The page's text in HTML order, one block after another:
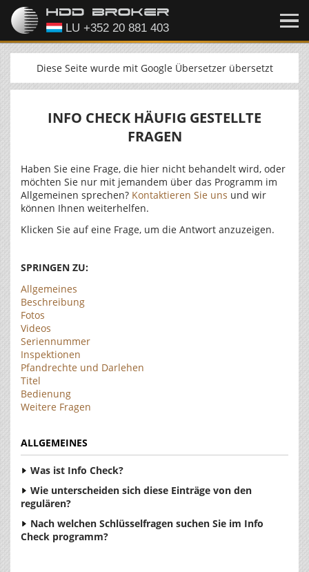
Diese Seite wurde mit Google Übersetzer übersetzt
INFO CHECK HÄUFIG GESTELLTE
FRAGEN
Haben Sie eine Frage, die hier nicht behandelt wird, oder
möchten Sie nur mit jemandem über das Programm im
Allgemeinen sprechen? Kontaktieren Sie uns und wir
können Ihnen weiterhelfen.
Klicken Sie auf eine Frage, um die Antwort anzuzeigen.
SPRINGEN ZU:
Allgemeines
Beschreibung
Fotos
Videos
Seriennummer
Inspektionen
Pfandrechte und Darlehen
Titel
Bedienung
Weitere Fragen
ALLGEMEINES
Was ist Info Check?
Wie unterscheiden sich diese Einträge von den
regulären?
Nach welchen Schlüsselfragen suchen Sie im Info
Check programm?